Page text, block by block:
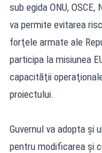
sub egida ONU,
va permite evitarea
forţele armate ale
participa la misiunea
capacităţii
proiectului.
Guvernul va adopta şi
pentru modificarea şi